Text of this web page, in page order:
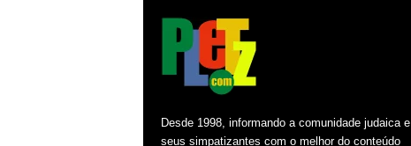
Desde 1998, informando a comunidade judaica e
seus simpatizantes com o melhor do conteúdo